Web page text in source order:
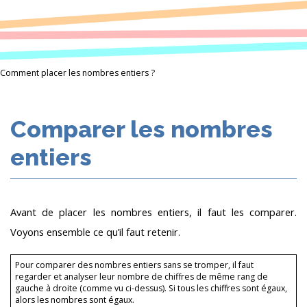
Comment placer les nombres entiers ?
Comparer les nombres
entiers
Avant de placer les nombres entiers, il faut les comparer.
Voyons ensemble ce qu’il faut retenir.
Pour comparer des nombres entiers sans se tromper, il faut
regarder et analyser leur nombre de chiffres de même rang de
gauche à droite (comme vu ci-dessus). Si tous les chiffres sont égaux,
alors les nombres sont égaux.